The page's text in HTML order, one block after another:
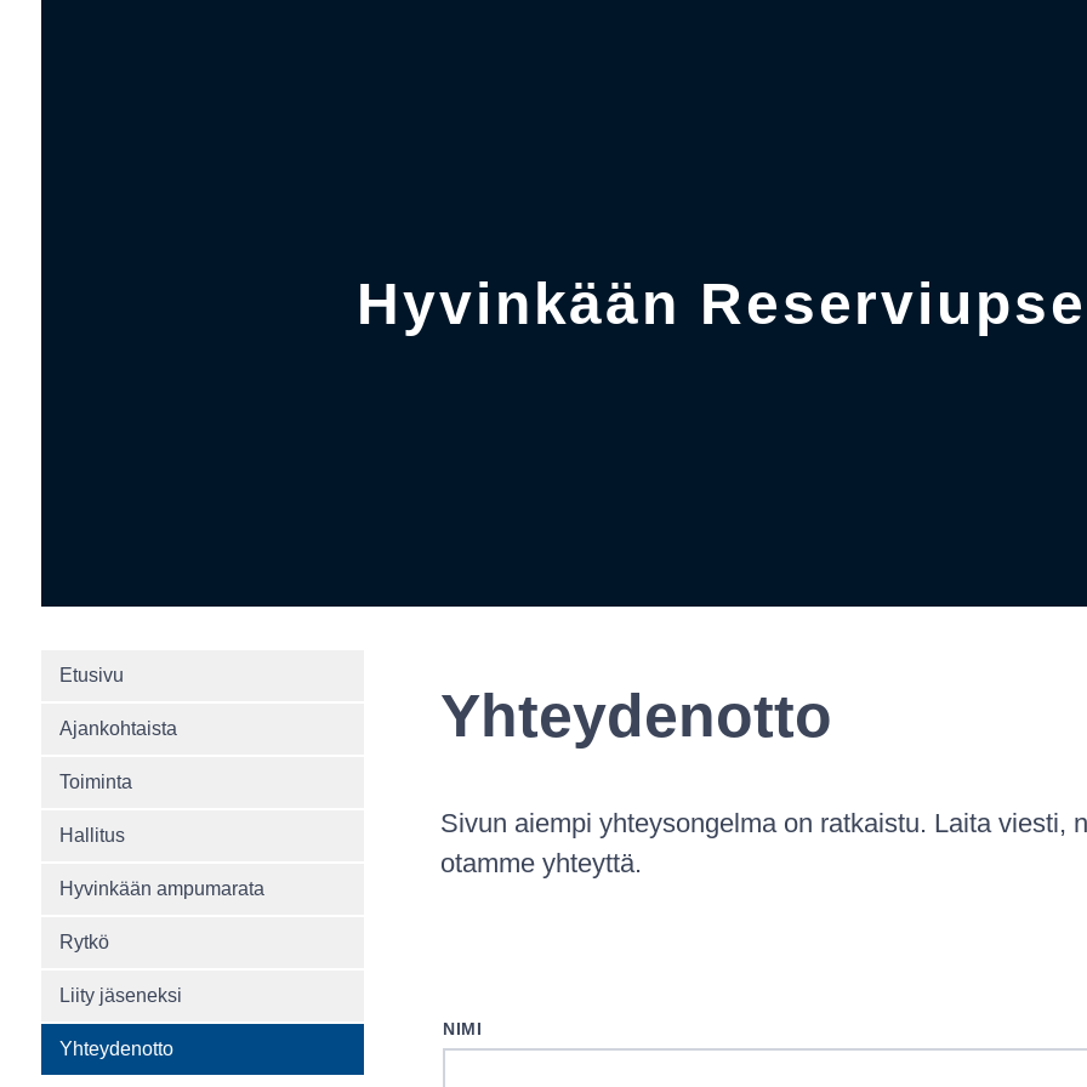
Hyvinkään
Etusivu
Ajankohtaista
Toiminta
Hallitus
Hyvinkään ampumarata
Rytkö
Liity jäseneksi
Yhteydenotto
Yhteydenotto
Sivun aiempi yhteysongelma on ratkaistu. Laita viesti,
otamme yhteyttä.
NIMI